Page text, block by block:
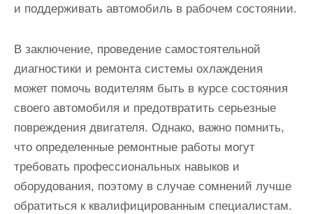
и поддерживать автомобиль в рабочем состоянии.
В заключение, проведение самостоятельной
диагностики и ремонта системы охлаждения
может помочь водителям быть в курсе состояния
своего автомобиля и предотвратить серьезные
повреждения двигателя. Однако, важно помнить,
что определенные ремонтные работы могут
требовать профессиональных навыков и
оборудования, поэтому в случае сомнений лучше
обратиться к квалифицированным специалистам.